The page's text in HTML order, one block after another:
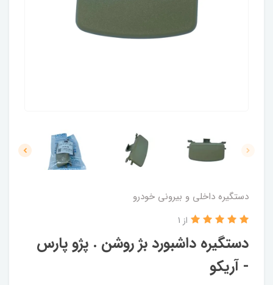
دستگیره داخلی و بیرونی خودرو
دستگیره داشبورد بژ روشن . پژو پارس
- آریکو
از 1